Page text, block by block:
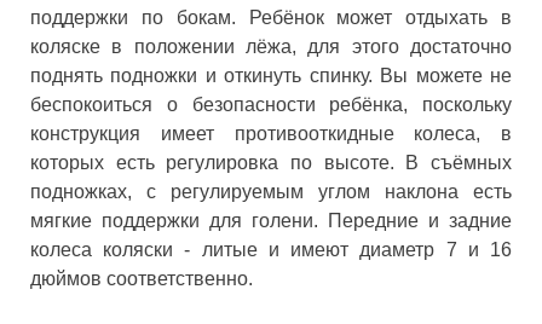
поддержки по бокам. Ребёнок может отдыхать в
коляске в положении лёжа, для этого достаточно
поднять подножки и откинуть спинку. Вы можете не
беспокоиться о безопасности ребёнка, поскольку
конструкция имеет противооткидные колеса, в
которых есть регулировка по высоте. В съёмных
подножках, с регулируемым углом наклона есть
мягкие поддержки для голени. Передние и задние
колеса коляски - литые и имеют диаметр 7 и 16
дюймов соответственно.